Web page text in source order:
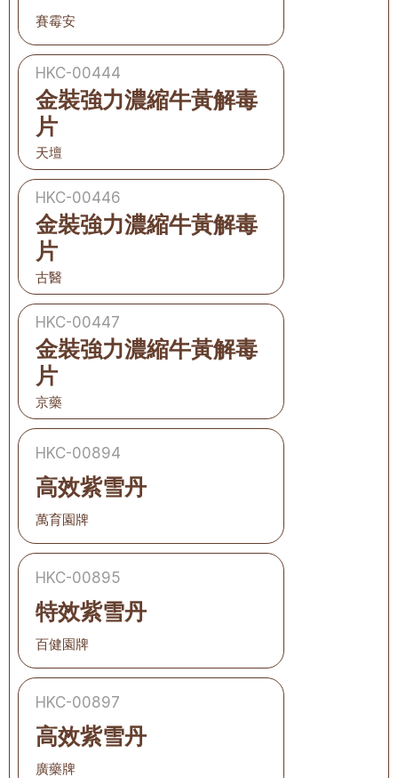
賽霉安
HKC-00444
金裝強力濃縮牛黃解毒
片
天壇
HKC-00446
金裝強力濃縮牛黃解毒
片
古醫
HKC-00447
金裝強力濃縮牛黃解毒
片
京藥
HKC-00894
高效紫雪丹
萬育園牌
HKC-00895
特效紫雪丹
百健園牌
HKC-00897
高效紫雪丹
廣藥牌